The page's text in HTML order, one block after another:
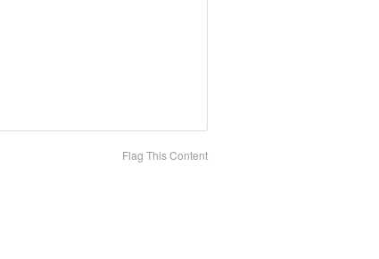
Flag This Content